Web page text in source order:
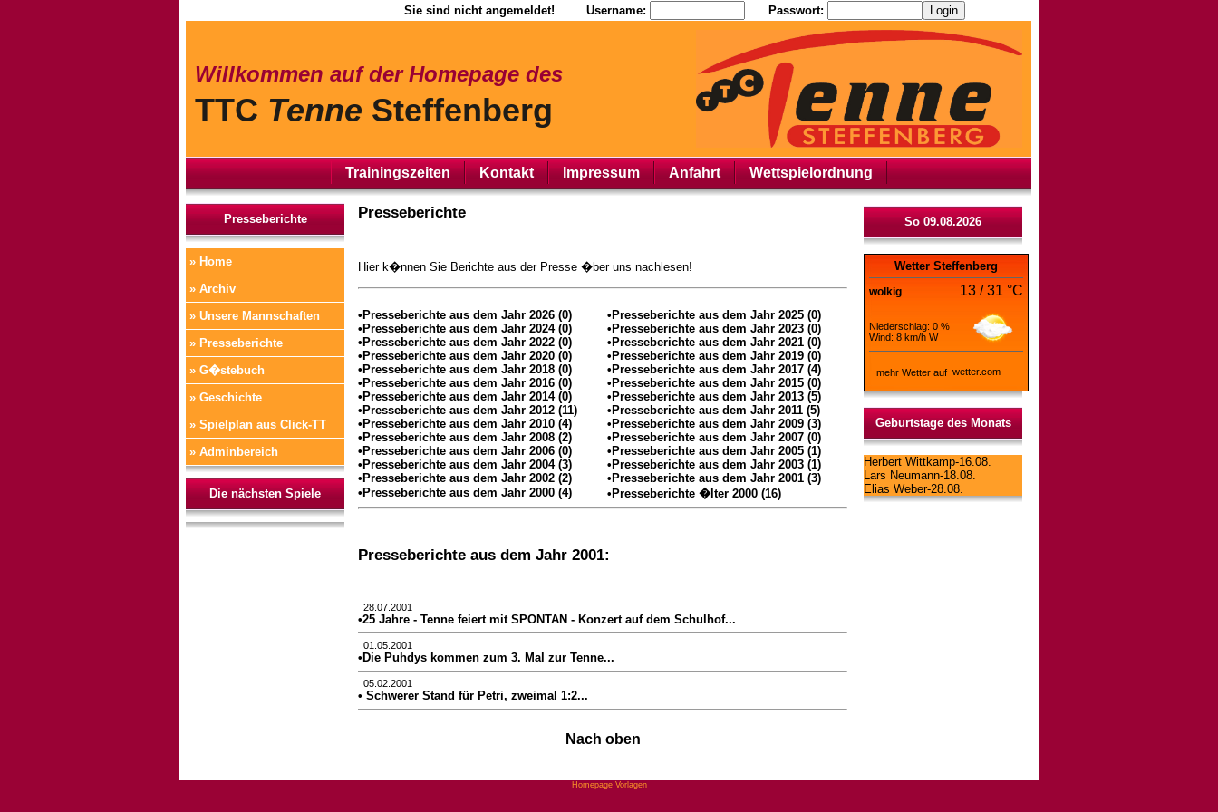
Sie sind nicht angemeldet! Username: Passwort:
Willkommen auf der Homepage des
TTC Tenne Steffenberg
Trainingszeiten Kontakt Impressum Anfahrt Wettspielordnung
Presseberichte
» Home
» Archiv
» Unsere Mannschaften
» Presseberichte
» G�stebuch
» Geschichte
» Spielplan aus Click-TT
» Adminbereich
Die nächsten Spiele
Presseberichte
Hier k�nnen Sie Berichte aus der Presse �ber uns nachlesen!
•Presseberichte aus dem Jahr 2026 (0)
•Presseberichte aus dem Jahr 2025 (0)
•Presseberichte aus dem Jahr 2024 (0)
•Presseberichte aus dem Jahr 2023 (0)
•Presseberichte aus dem Jahr 2022 (0)
•Presseberichte aus dem Jahr 2021 (0)
•Presseberichte aus dem Jahr 2020 (0)
•Presseberichte aus dem Jahr 2019 (0)
•Presseberichte aus dem Jahr 2018 (0)
•Presseberichte aus dem Jahr 2017 (4)
•Presseberichte aus dem Jahr 2016 (0)
•Presseberichte aus dem Jahr 2015 (0)
•Presseberichte aus dem Jahr 2014 (0)
•Presseberichte aus dem Jahr 2013 (5)
•Presseberichte aus dem Jahr 2012 (11)
•Presseberichte aus dem Jahr 2011 (5)
•Presseberichte aus dem Jahr 2010 (4)
•Presseberichte aus dem Jahr 2009 (3)
•Presseberichte aus dem Jahr 2008 (2)
•Presseberichte aus dem Jahr 2007 (0)
•Presseberichte aus dem Jahr 2006 (0)
•Presseberichte aus dem Jahr 2005 (1)
•Presseberichte aus dem Jahr 2004 (3)
•Presseberichte aus dem Jahr 2003 (1)
•Presseberichte aus dem Jahr 2002 (2)
•Presseberichte aus dem Jahr 2001 (3)
•Presseberichte aus dem Jahr 2000 (4)
•Presseberichte �lter 2000 (16)
Presseberichte aus dem Jahr 2001:
28.07.2001
•25 Jahre - Tenne feiert mit SPONTAN - Konzert auf dem Schulhof...
01.05.2001
•Die Puhdys kommen zum 3. Mal zur Tenne...
05.02.2001
• Schwerer Stand für Petri, zweimal 1:2...
Nach oben
So 09.08.2026
Wetter Steffenberg
wolkig 13 / 31 °C
Niederschlag: 0 %
Wind: 8 km/h W
mehr Wetter auf
Geburtstage des Monats
Herbert Wittkamp-16.08.
Lars Neumann-18.08.
Elias Weber-28.08.
Homepage Vorlagen